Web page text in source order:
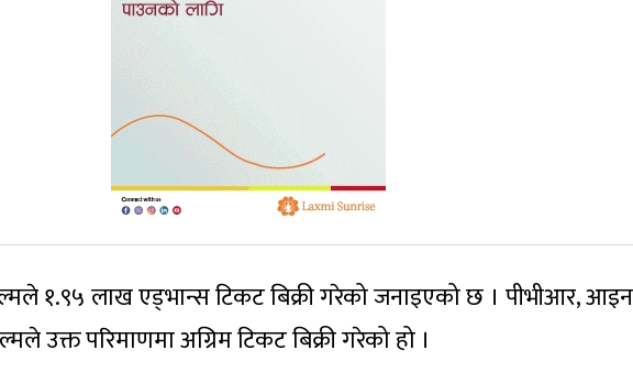
१.९५ लाख एड्भान्स टिकट बिक्री गरेको जनाइएको छ । पीभीआर,
उक्त परिमाणमा अग्रिम टिकट बिक्री गरेको हो ।